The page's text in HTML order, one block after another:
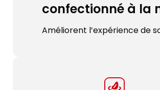
confectionné à la
Améliorent l’expérience de